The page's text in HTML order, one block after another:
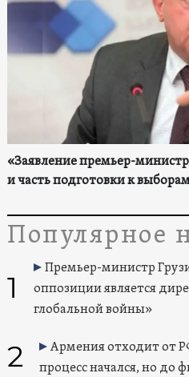
«Заявление премьер-
и часть подготовки к
Популярное
1
Премьер-министр
оппозиции является
глобальной войны»
2
Армения отходит от
процесс начался, но до